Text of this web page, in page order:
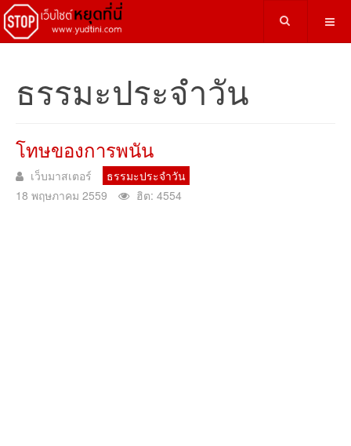
ธรรมะประจำวัน
โทษของการพนัน
เว็บมาสเตอร์
ธรรมะประจำวัน
18 พฤษภาคม 2559
ฮิต: 4554